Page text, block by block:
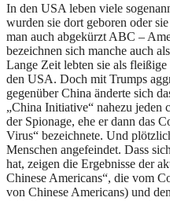
In den USA leben viele
wurden sie dort geboren oder
man auch abgekürzt ABC –
bezeichnen sich manche auch als
Lange Zeit lebten sie als
den USA. Doch mit Trumps
gegenüber China änderte sich
„China Initiative“ nahezu jeden
der Spionage, ehe er dann das
Virus“ bezeichnete. Und
Menschen angefeindet. Dass
hat, zeigen die Ergebnisse der
Chinese Americans“, die vom
von Chinese Americans) und